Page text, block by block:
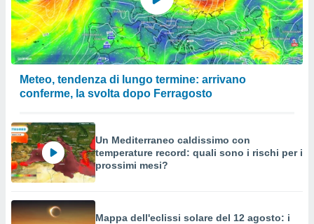
Meteo, tendenza di lungo termine: arrivano
conferme, la svolta dopo Ferragosto
Un Mediterraneo caldissimo con
temperature record: quali sono i rischi per i
prossimi mesi?
Mappa dell'eclissi solare del 12 agosto: i